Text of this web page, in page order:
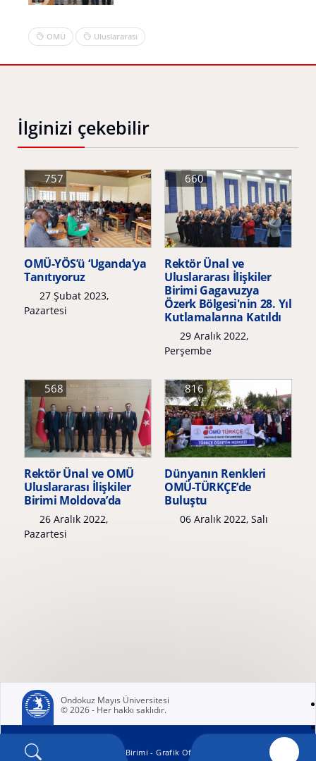
OMÜ Uluslararası
İlginizi çekebilir
OMÜ-YÖS’ü ‘Uganda’ya
Tanıtıyoruz
27 Şubat 2023,
Pazartesi
757
Rektör Ünal ve
Uluslararası İlişkiler
Birimi Gagavuzya
Özerk Bölgesi'nin 28. Yıl
Kutlamalarına Katıldı
29 Aralık 2022,
Perşembe
660
Rektör Ünal ve OMÜ
Uluslararası İlişkiler
Birimi Moldova’da
26 Aralık 2022,
Pazartesi
568
Dünyanın Renkleri
OMÜ-TÜRKÇE’de
Buluştu
06 Aralık 2022, Salı
816
Ondokuz Mayıs Üniversitesi
© 2026 - Her hakkı saklıdır.
OMÜ Kurumsal İletişim Birimi - Grafik Ofisi
(yeni sekmede açılır)